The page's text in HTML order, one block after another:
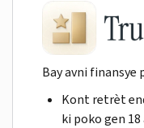
Bay avni
Kont retrèt
ki poko gen 18